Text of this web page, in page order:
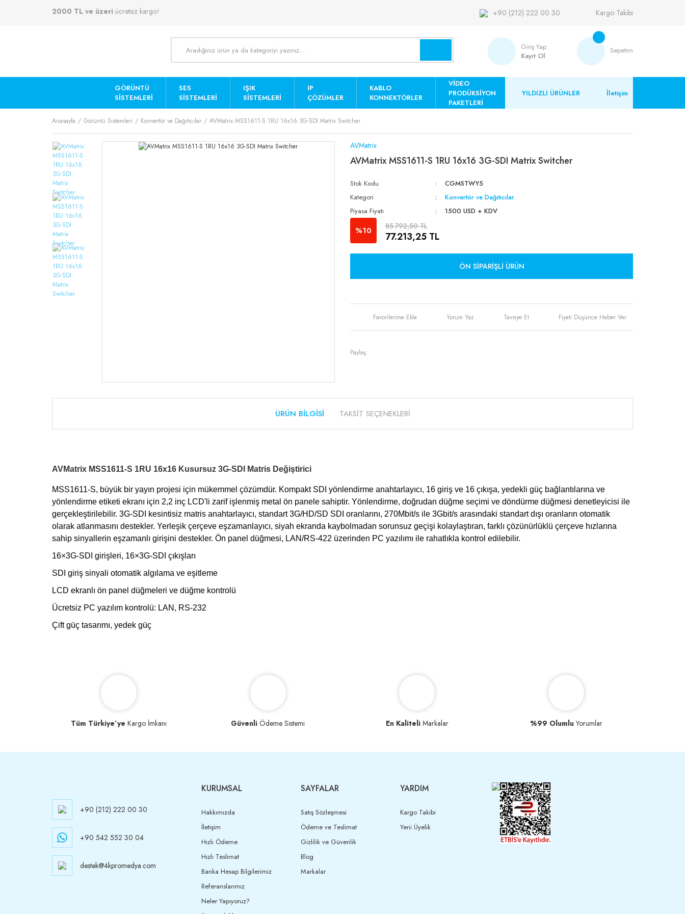
2000 TL ve üzeri ücretsiz kargo! +90 (212) 222 00 30 Kargo Takibi
Giriş Yap
Kayıt Ol
Sepetim
GÖRÜNTÜ
SISTEMLERI
SES
SISTEMLERI
IŞIK
SISTEMLERI
IP
ÇÖZÜMLER
KABLO
KONNEKTÖRLER
VİDEO
PRODÜKSİYON
PAKETLERİ
YILDIZLI ÜRÜNLER İletişim
Anasayfa Görüntü Sistemleri Konvertör ve Dağıtıcılar AVMatrix MSS1611-S 1RU 16x16 3G-SDI Matrix Switcher
AVMatrix
AVMatrix MSS1611-S 1RU 16x16 3G-SDI Matrix Switcher
Stok Kodu
CGMSTWY5
Kategori
Konvertör ve Dağıtıcılar
Piyasa Fiyatı
1500 USD + KDV
%10 85.792,50 TL
77.213,25 TL
ÖN SIPARIŞLI ÜRÜN
Yorum Yaz Tavsiye Et Fiyatı Düşünce Haber Ver
Paylaş:
ÜRÜN BILGISI TAKSIT SEÇENEKLERI
AVMatrix MSS1611-S 1RU 16x16 Kusursuz 3G-SDI Matris Değiştirici
MSS1611-S, büyük bir yayın projesi için mükemmel çözümdür. Kompakt SDI yönlendirme anahtarlayıcı, 16 giriş ve 16 çıkışa, yedekli güç bağlantılarına ve
yönlendirme etiketi ekranı için 2,2 inç LCD'li zarif işlenmiş metal ön panele sahiptir. Yönlendirme, doğrudan düğme seçimi ve döndürme düğmesi denetleyicisi ile
gerçekleştirilebilir. 3G-SDI kesintisiz matris anahtarlayıcı, standart 3G/HD/SD SDI oranlarını, 270Mbit/s ile 3Gbit/s arasındaki standart dışı oranların otomatik
olarak atlanmasını destekler. Yerleşik çerçeve eşzamanlayıcı, siyah ekranda kaybolmadan sorunsuz geçişi kolaylaştıran, farklı çözünürlüklü çerçeve hızlarına
sahip sinyallerin eşzamanlı girişini destekler. Ön panel düğmesi, LAN/RS-422 üzerinden PC yazılımı ile rahatlıkla kontrol edilebilir.
16×3G-SDI girişleri, 16×3G-SDI çıkışları
SDI giriş sinyali otomatik algılama ve eşitleme
LCD ekranlı ön panel düğmeleri ve düğme kontrolü
Ücretsiz PC yazılım kontrolü: LAN, RS-232
Çift güç tasarımı, yedek güç
Tüm Türkiye’ye Kargo İmkanı Güvenli Ödeme Sistemi En KaliteliMarkalar %99 OlumluYorumlar
+90 (212) 222 00 30
+90 542 552 30 04
destek@4kpromedya.com
KURUMSAL
Hakkımızda
İletişim
Hızlı Ödeme
Hızlı Teslimat
Banka Hesap Bilgilerimiz
Referanslarımız
Neler Yapıyoruz?
SAYFALAR
Satış Sözleşmesi
Ödeme ve Teslimat
Gizlilik ve Güvenlik
Blog
Markalar
YARDIM
Kargo Takibi
Yeni Üyelik